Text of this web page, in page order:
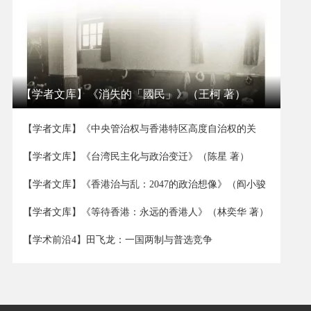
【学者文库】《消失的「國民」》（王柯 著）
【学者文库】《中央管治权与香港特区高度自治权的关
【学者文库】《台湾民主化与政治变迁》（陈星 著）
【学者文库】《香港治与乱：2047的政治想像》（阎小骏
【学者文库】《等待香港：永远的香港人》（林奕华 著）
【学术前沿4】田飞龙：一国两制与普选竞争